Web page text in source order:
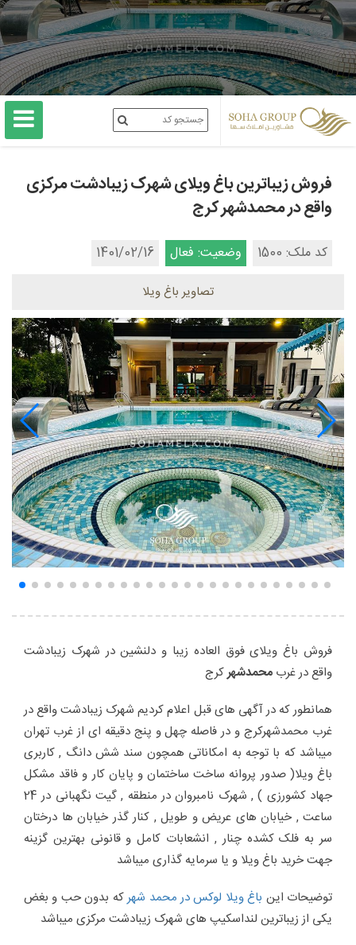
فروش زیباترین باغ ویلای شهرک زیبادشت مرکزی
واقع در محمدشهر کرج
کد ملک: 1500 وضعیت: فعال 1401/02/16
تصاویر باغ ویلا
فروش باغ ویلای فوق العاده زیبا و دلنشین در شهرک زیبادشت
واقع در غرب محمدشهرکرج
همانطور که در آگهی های قبل اعلام کردیم شهرک زیبادشت واقع در
غرب محمدشهرکرج و در فاصله چهل و پنج دقیقه ای از غرب تهران
میباشد که با توجه به امکاناتی همچون سند شش دانگ , کاربری
باغ ویلا( صدور پروانه ساخت ساختمان و پایان کار و فاقد مشکل
جهاد کشورزی ) , شهرک نامبروان در منطقه , گیت نگهبانی در 24
ساعت , خیابان های عریض و طویل , کنار گذر خیابان ها درختان
سر به فلک کشده چنار , انشعابات کامل و قانونی بهترین گزینه
جهت خرید باغ ویلا و یا سرمایه گذاری میباشد
توضیحات این باغ ویلا لوکس در محمد شهرکه بدون حب و بغض
یکی از زیباترین لنداسکیپ های شهرک زیبادشت مرکزی میباشد